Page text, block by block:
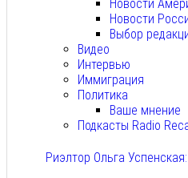
Новости
Новости
Выбор
Видео
Интервью
Иммиграция
Политика
Ваше мнение
Подкасты Radio
Риэлтор Ольга